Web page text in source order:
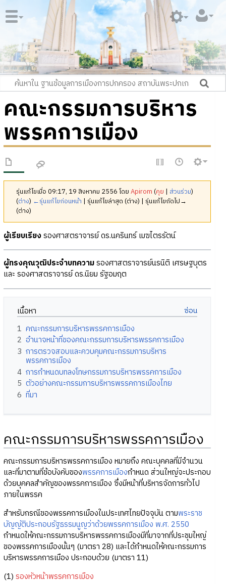
คณะกรรมการบริหาร
พรรคการเมือง
รุ่นแก้ไขเมื่อ 09:17, 19 สิงหาคม 2556 โดยApirom (คุย | ส่วนร่วม)
(ต่าง) ←รุ่นแก้ไขก่อนหน้า | รุ่นแก้ไขล่าสุด (ต่าง) | รุ่นแก้ไขถัดไป→
(ต่าง)
ผู้เรียบเรียงรองศาสตราจารย์ ดร.นครินทร์ เมฆไตรรัตน์
ผู้ทรงคุณวุฒิประจำบทความรองศาสตราจารย์นรนิติ เศรษฐบุตร
และ รองศาสตราจารย์ ดร.นิยม รัฐอมฤต
เนื้อหา
1 คณะกรรมการบริหารพรรคการเมือง
2 อำนาจหน้าที่ของคณะกรรมการบริหารพรรคการเมือง
3 การตรวจสอบและควบคุมคณะกรรมการบริหาร
พรรคการเมือง
4 การกำหนดบทลงโทษกรรมการบริหารพรรคการเมือง
5 ตัวอย่างคณะกรรมการบริหารพรรคการเมืองไทย
6 ที่มา
คณะกรรมการบริหารพรรคการเมือง
คณะกรรมการบริหารพรรคการเมือง หมายถึง คณะบุคคลที่มีจำนวน
และที่มาตามที่ข้อบังคับของพรรคการเมืองกำหนด ส่วนใหญ่จะประกอบ
ด้วยบุคคลสำคัญของพรรคการเมือง ซึ่งมีหน้าที่บริหารจัดการทั่วไป
ภายในพรรค
สำหรับกรณีของพรรคการเมืองในประเทศไทยปัจจุบัน ตามพระราช
บัญญัติประกอบรัฐธรรมนูญว่าด้วยพรรคการเมือง พ.ศ. 2550
กำหนดให้คณะกรรมการบริหารพรรคการเมืองมีที่มาจากที่ประชุมใหญ่
ของพรรคการเมืองนั้นๆ (มาตรา 28) และได้กำหนดให้คณะกรรมการ
บริหารพรรคการเมือง ประกอบด้วย (มาตรา 11)
(1) รองหัวหน้าพรรคการเมือง